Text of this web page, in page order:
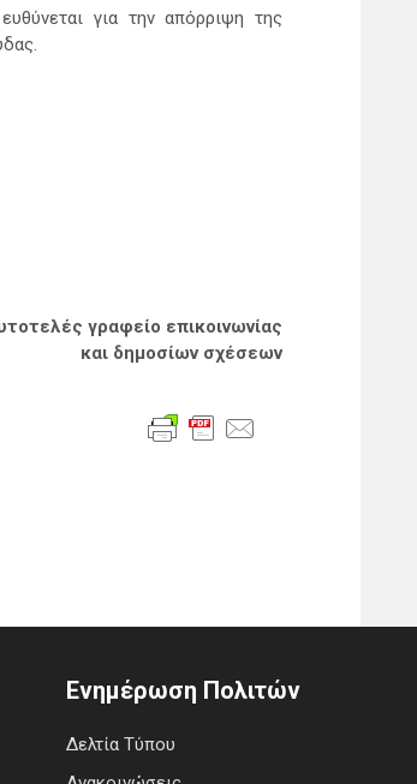
για την απόρριψη της
γραφείο επικοινωνίας
και δημοσίων σχέσεων
Ενημέρωση Πολιτών
Δελτία Τύπου